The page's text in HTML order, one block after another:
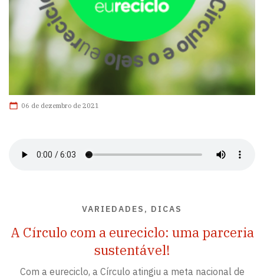
06 de dezembro de 2021
VARIEDADES, DICAS
A Círculo com a eureciclo: uma parceria
sustentável!
Com a eureciclo, a Círculo atingiu a meta nacional de